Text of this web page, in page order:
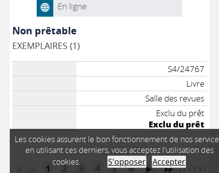
En ligne
Non prêtable
EXEMPLAIRES (1)
S4/24767
Livre
Salle des revues
Exclu du prêt
Exclu du prêt
1 2 3 4 5 6 (1 - 15 /
Les cookies assurent le bon fonctionnement de nos
en utilisant ces derniers, vous acceptez l'utilisation des
cookies.
S'opposer Accepter